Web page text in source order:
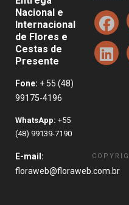
Nacional e
Internacional
de Flores e
Cestas de
Presente
Fone: + 55 (48)
99175-4196
WhatsApp: +55
(48) 99139-7190
E-mail:
floraweb@floraweb.com.br